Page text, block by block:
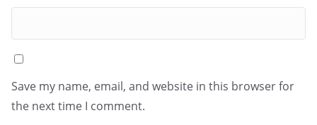
Save my name, email, and website in this browser for
the next time I comment.